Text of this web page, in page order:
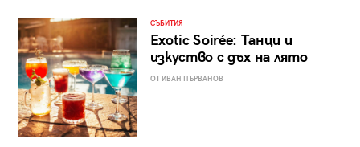
СЪБИТИЯ
Exotic Soirée: Танци и
изкуство с дъх на лято
ОТ ИВАН ПЪРВАНОВ